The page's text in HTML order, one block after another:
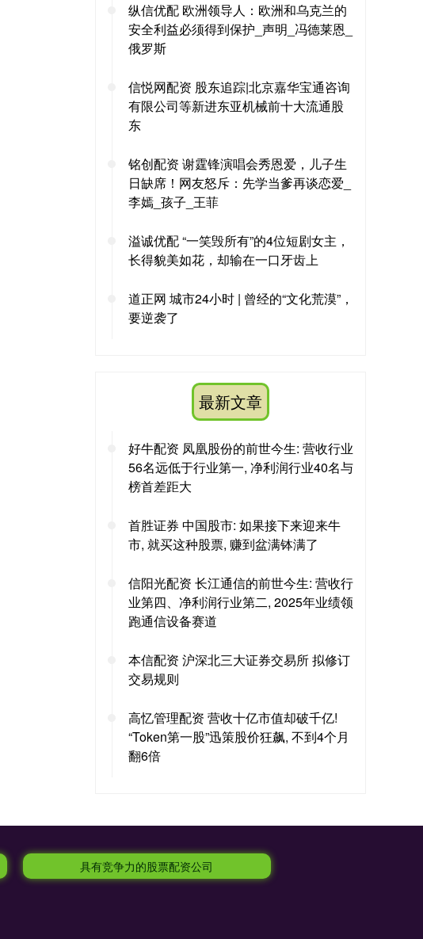
纵信优配 欧洲领导人：欧洲和乌克兰的
安全利益必须得到保护_声明_冯德莱恩_
俄罗斯
信悦网配资 股东追踪|北京嘉华宝通咨询
有限公司等新进东亚机械前十大流通股
东
铭创配资 谢霆锋演唱会秀恩爱，儿子生
日缺席！网友怒斥：先学当爹再谈恋爱_
李嫣_孩子_王菲
溢诚优配 “一笑毁所有”的4位短剧女主，
长得貌美如花，却输在一口牙齿上
道正网 城市24小时 | 曾经的“文化荒漠”，
要逆袭了
最新文章
好牛配资 凤凰股份的前世今生: 营收行业
56名远低于行业第一, 净利润行业40名与
榜首差距大
首胜证券 中国股市: 如果接下来迎来牛
市, 就买这种股票, 赚到盆满钵满了
信阳光配资 长江通信的前世今生: 营收行
业第四、净利润行业第二, 2025年业绩领
跑通信设备赛道
本信配资 沪深北三大证券交易所 拟修订
交易规则
高忆管理配资 营收十亿市值却破千亿!
“Token第一股”迅策股价狂飙, 不到4个月
翻6倍
具有竞争力的股票配资公司